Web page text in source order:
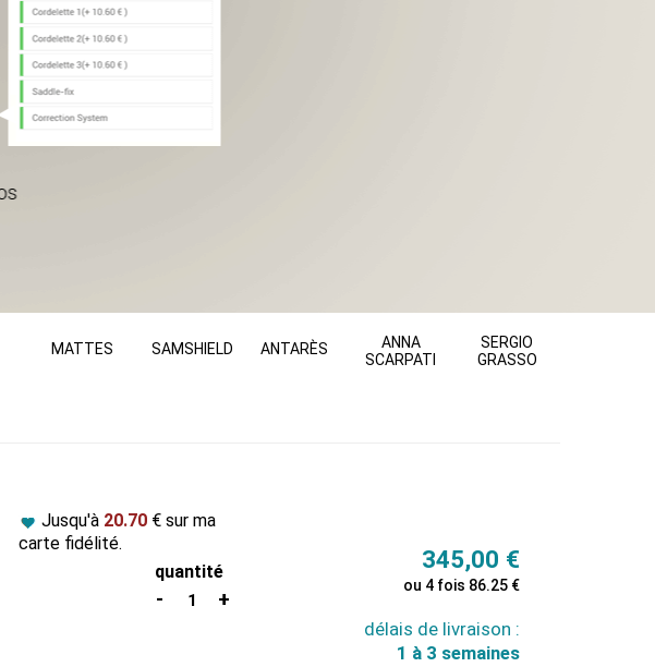
MATTES SAMSHIELD ANTARÈS
ANNA
SCARPATI
SERGIO
GRASSO
Jusqu'à 20.70€ sur ma
carte fidélité.
quantité
1
345,00 €
ou 4 fois 86.25 €
délais de livraison :
1 à 3 semaines